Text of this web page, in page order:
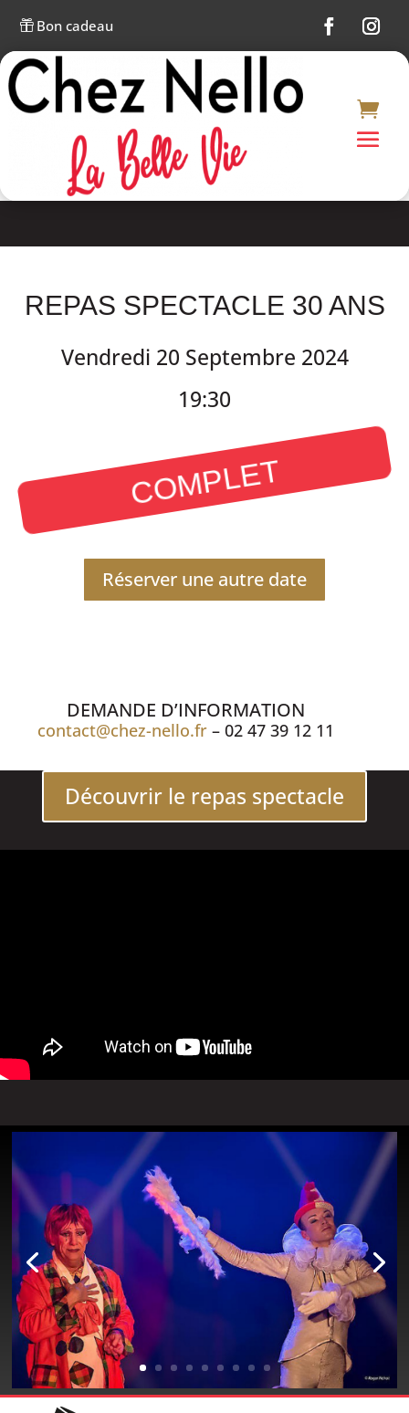
Bon cadeau
REPAS SPECTACLE 30 ANS
Vendredi 20 Septembre 2024
19:30
COMPLET
Réserver une autre date
DEMANDE D’INFORMATION
contact@chez-nello.fr – 02 47 39 12 11
Découvrir le repas spectacle